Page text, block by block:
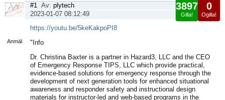
Anmäl
0
Ogilla!
3897
Gilla!
#1 Av: plytech
2023-01-07 08:12:49
https://youtu.be/5keKakpoPI8
"Info
Dr. Christina Baxter is a partner in Hazard3, LLC and the CEO
of Emergency Response TIPS, LLC which provide practical,
evidence-based solutions for emergency response through the
development of next generation tools for enhanced situational
awareness and responder safety and instructional design
materials for instructor-led and web-based programs in the